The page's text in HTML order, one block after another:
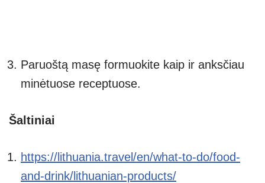
Paruoštą masę formuokite kaip ir anksčiau
minėtuose receptuose.
Šaltiniai
https://lithuania.travel/en/what-to-do/food-
and-drink/lithuanian-products/